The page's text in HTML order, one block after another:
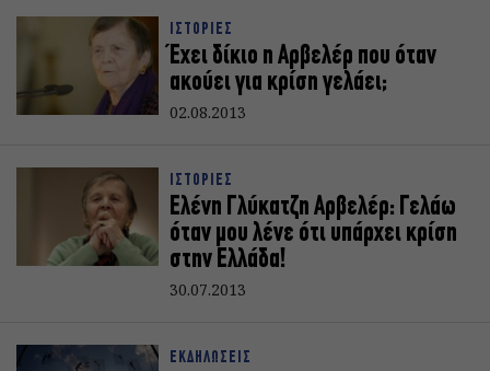
ΙΣΤΟΡΙΕΣ
Έχει δίκιο η Αρβελέρ που όταν
ακούει για κρίση γελάει;
02.08.2013
ΙΣΤΟΡΙΕΣ
Ελένη Γλύκατζη Αρβελέρ: Γελάω
όταν μου λένε ότι υπάρχει κρίση
στην Ελλάδα!
30.07.2013
ΕΚΔΗΛΩΣΕΙΣ